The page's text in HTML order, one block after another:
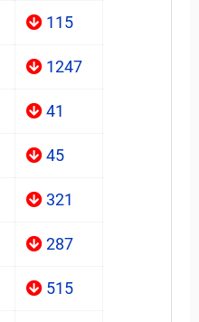
115
1247
41
45
321
287
515